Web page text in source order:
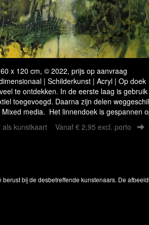
60 x 120 cm, © 2022, prijs op aanvraag
| Schilderkunst | Acryl | Op doek
te ontdekken. In de eerste laag is
toegevoegd. Daarna zijn delen
media. Het linnendoek is gespannen
als kunstkaart Vanaf € 2,95 excl. porto
bij de desbetreffende kunstenaars. De